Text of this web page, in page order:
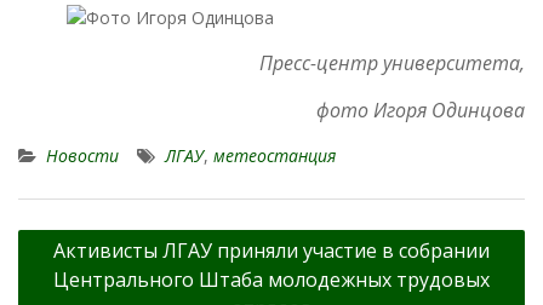
Пресс-центр университета,
фото Игоря Одинцова
Новости ЛГАУ, метеостанция
Навигация
Активисты ЛГАУ приняли участие в собрании
Центрального Штаба молодежных трудовых